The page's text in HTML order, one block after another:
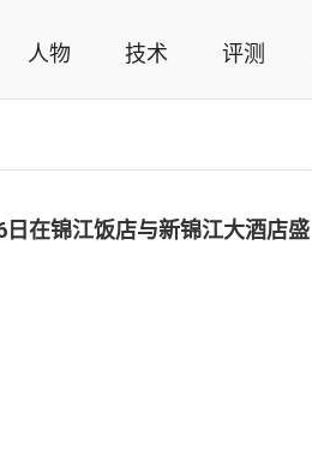
术应用，智能家居行业观点，智能家居项
人物 技术 评测
在锦江饭店与新锦江大酒店盛